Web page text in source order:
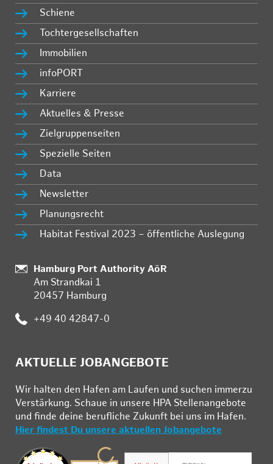
Schiene
Tochtergesellschaften
Immobilien
infoPORT
Karriere
Aktuelles & Presse
Zielgruppenseiten
Spezielle Seiten
Data
Newsletter
Planungsrecht
Habitat Festival 2023 – öffentliche Auslegung
Standort:
Hamburg Port Authority AöR
Am Strandkai 1
20457 Hamburg
Telefon:
+49 40 42847-0
AKTUELLE JOBANGEBOTE
Wir hal­ten den Ha­fen am Lau­fen und su­chen im­mer­zu
Ver­stär­kung. Schau­e in un­se­re HPA Stel­len­an­ge­bo­te
und fin­de deine be­ruf­li­che Zu­kunft bei uns im Ha­fen.
Hier findest Du unsere aktuellen Jobangebote